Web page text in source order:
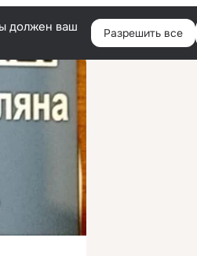
Войти
должен ваш
Разрешить все